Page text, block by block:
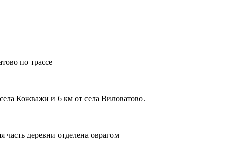
по трассе
Кожважи и 6 км от села Виловатово.
деревни отделена оврагом